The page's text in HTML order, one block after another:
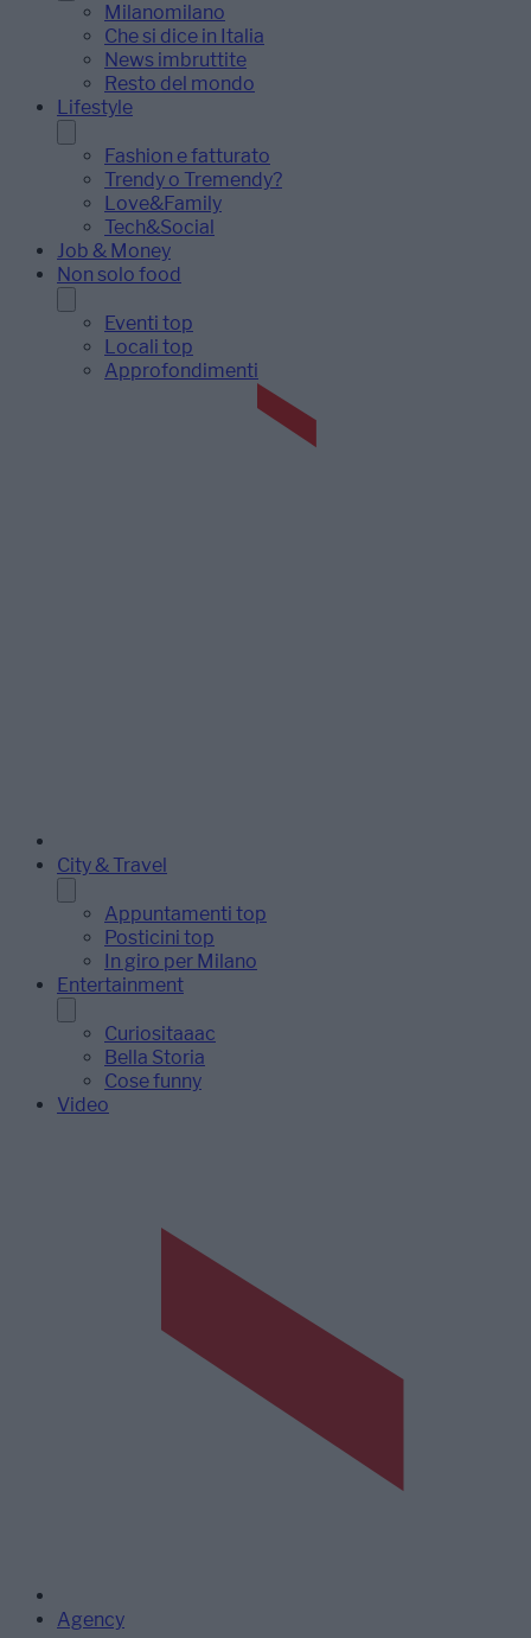
Milanomilano
Che si dice in Italia
News imbruttite
Resto del mondo
Lifestyle
Fashion e fatturato
Trendy o Tremendy?
Love&Family
Tech&Social
Job & Money
Non solo food
Eventi top
Locali top
Approfondimenti
City & Travel
Appuntamenti top
Posticini top
In giro per Milano
Entertainment
Curiositaaac
Bella Storia
Cose funny
Video
Agency